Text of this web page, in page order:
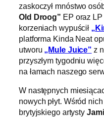
zaskoczył mnóstwo
Old Droog” EP oraz
korzeniach wypuścił
platforma Kinda Neat
utworu
„Mule Juice” z
przyszłym tygodniu
na łamach naszego
W następnych
nowych płyt. Wśród
brytyjskiego artysty